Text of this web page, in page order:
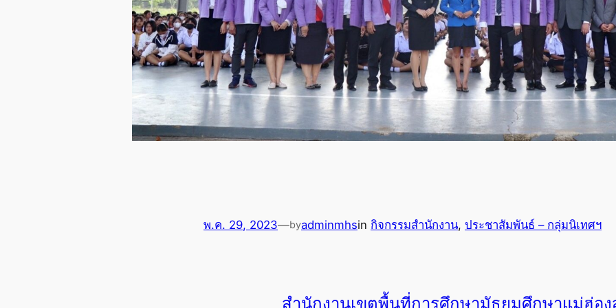
พ.ค. 29, 2023—byadminmhsin กิจกรรมสำนักงาน, ประชาสัมพันธ์ – กลุ่มนิเทศฯ
สำนักงานเขตพื้นที่การศึกษามัธยมศึกษาแม่ฮ่อ